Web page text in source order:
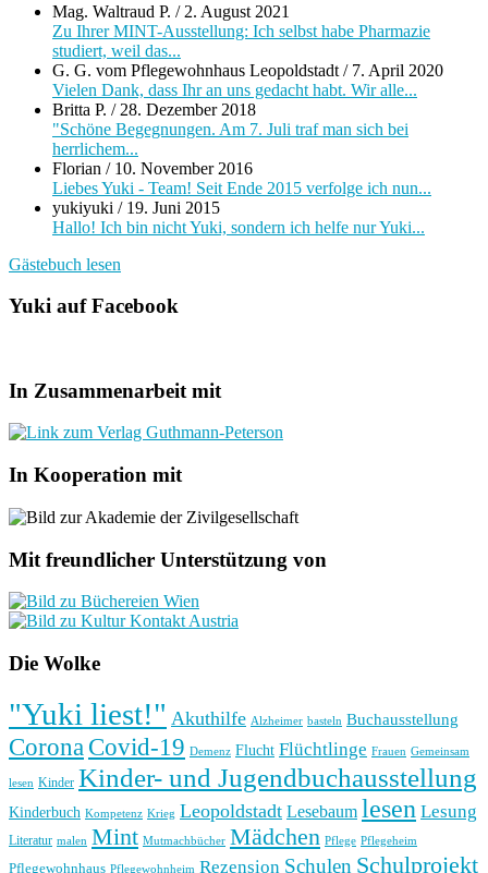
Mag. Waltraud P. / 2. August 2021
Zu Ihrer MINT-Ausstellung: Ich selbst habe Pharmazie
studiert, weil das...
G. G. vom Pflegewohnhaus Leopoldstadt / 7. April 2020
Vielen Dank, dass Ihr an uns gedacht habt. Wir alle...
Britta P. / 28. Dezember 2018
"Schöne Begegnungen. Am 7. Juli traf man sich bei
herrlichem...
Florian / 10. November 2016
Liebes Yuki - Team! Seit Ende 2015 verfolge ich nun...
yukiyuki / 19. Juni 2015
Hallo! Ich bin nicht Yuki, sondern ich helfe nur Yuki...
Gästebuch lesen
Yuki auf Facebook
In Zusammenarbeit mit
In Kooperation mit
Mit freundlicher Unterstützung von
Die Wolke
"Yuki liest!" Akuthilfe Alzheimer basteln Buchausstellung
Corona Covid-19 Demenz Flucht Flüchtlinge Frauen Gemeinsam
lesen Kinder Kinder- und Jugendbuchausstellung
Kinderbuch Kompetenz Krieg Leopoldstadt Lesebaum lesen Lesung
Literatur malen Mint Mutmachbücher Mädchen Pflege Pflegeheim
Pflegewohnhaus Pflegewohnheim Rezension Schulen Schulprojekt